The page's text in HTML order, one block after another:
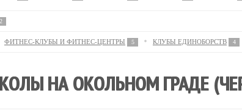
2
ФИТНЕС-КЛУБЫ И ФИТНЕС-ЦЕНТРЫ 5 КЛУБЫ ЕДИНОБОРСТВ 4
НА ОКОЛЬНОМ ГРАДЕ